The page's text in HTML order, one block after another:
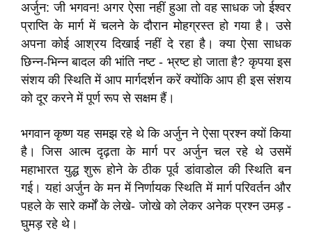
अर्जुन: जी भगवन! अगर ऐसा नहीं हुआ तो वह साधक जो ईश्वर
प्राप्ति के मार्ग में चलने के दौरान मोहग्रस्त हो गया है। उसे
अपना कोई आश्रय दिखाई नहीं दे रहा है। क्या ऐसा साधक
छिन्न-भिन्न बादल की भांति नष्ट - भ्रष्ट हो जाता है? कृपया इस
संशय की स्थिति में आप मार्गदर्शन करें क्योंकि आप ही इस संशय
को दूर करने में पूर्ण रूप से सक्षम हैं।
भगवान कृष्ण यह समझ रहे थे कि अर्जुन ने ऐसा प्रश्न क्यों किया
है। जिस आत्म दृढ़ता के मार्ग पर अर्जुन चल रहे थे उसमें
महाभारत युद्ध शुरू होने के ठीक पूर्व डांवाडोल की स्थिति बन
गई। यहां अर्जुन के मन में निर्णायक स्थिति में मार्ग परिवर्तन और
पहले के सारे कर्मों के लेखे- जोखे को लेकर अनेक प्रश्न उमड़ -
घुमड़ रहे थे।